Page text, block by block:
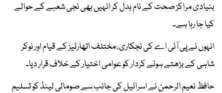
بنیادی مراکز صحت کے نام بدل کر انہیں بھی نجی شعبے کے حوالے
کیا جا رہا ہے۔
انہوں نے پی آئی اے کی نجکاری، مختلف اتھارٹیز کے قیام اور نوکر
شاہی کے بڑھتے ہوئے کردار کو عوامی اختیار کے خلاف قرار دیا۔
حافظ نعیم الرحمن نے اسرائیل کی جانب سے صومالی لینڈ کو تسلیم